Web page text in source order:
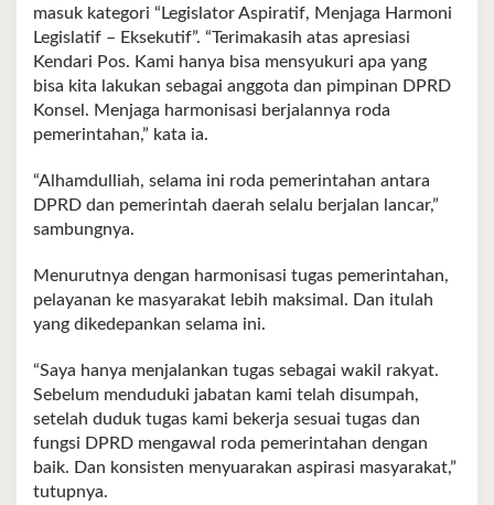
masuk kategori “Legislator Aspiratif, Menjaga Harmoni
Legislatif – Eksekutif”. “Terimakasih atas apresiasi
Kendari Pos. Kami hanya bisa mensyukuri apa yang
bisa kita lakukan sebagai anggota dan pimpinan DPRD
Konsel. Menjaga harmonisasi berjalannya roda
pemerintahan,” kata ia.
“Alhamdulliah, selama ini roda pemerintahan antara
DPRD dan pemerintah daerah selalu berjalan lancar,”
sambungnya.
Menurutnya dengan harmonisasi tugas pemerintahan,
pelayanan ke masyarakat lebih maksimal. Dan itulah
yang dikedepankan selama ini.
“Saya hanya menjalankan tugas sebagai wakil rakyat.
Sebelum menduduki jabatan kami telah disumpah,
setelah duduk tugas kami bekerja sesuai tugas dan
fungsi DPRD mengawal roda pemerintahan dengan
baik. Dan konsisten menyuarakan aspirasi masyarakat,”
tutupnya.